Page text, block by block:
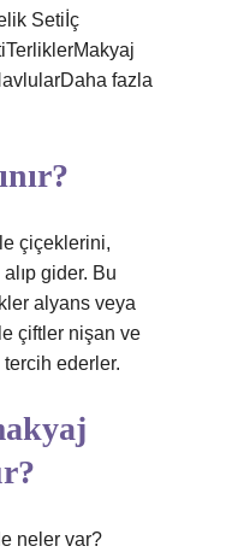
Setiİç
fazla
çiçeklerini,
gider. Bu
alyans veya
çiftler nişan ve
tercih ederler.
neler var?